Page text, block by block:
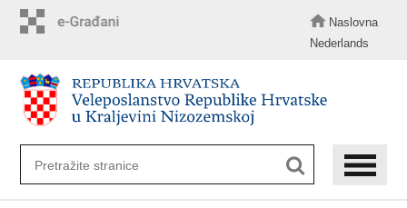
Naslovna
Nederlands